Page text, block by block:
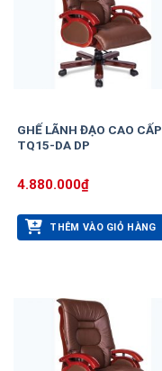
GHẾ LÃNH ĐẠO CAO CẤP
TQ15-DA DP
4.880.000₫
THÊM VÀO GIỎ HÀNG